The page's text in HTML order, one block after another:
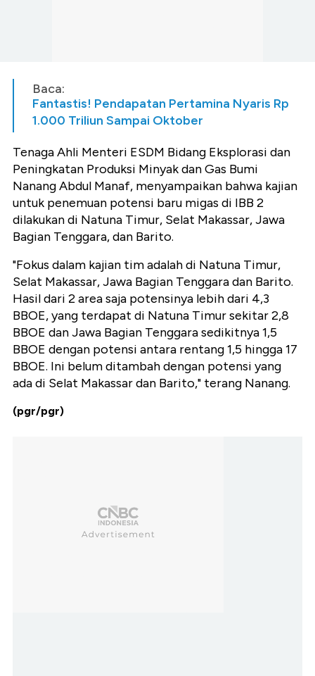
Baca:
Fantastis! Pendapatan Pertamina Nyaris Rp
1.000 Triliun Sampai Oktober
Tenaga Ahli Menteri ESDM Bidang Eksplorasi dan
Peningkatan Produksi Minyak dan Gas Bumi
Nanang Abdul Manaf, menyampaikan bahwa kajian
untuk penemuan potensi baru migas di IBB 2
dilakukan di Natuna Timur, Selat Makassar, Jawa
Bagian Tenggara, dan Barito.
"Fokus dalam kajian tim adalah di Natuna Timur,
Selat Makassar, Jawa Bagian Tenggara dan Barito.
Hasil dari 2 area saja potensinya lebih dari 4,3
BBOE, yang terdapat di Natuna Timur sekitar 2,8
BBOE dan Jawa Bagian Tenggara sedikitnya 1,5
BBOE dengan potensi antara rentang 1,5 hingga 17
BBOE. Ini belum ditambah dengan potensi yang
ada di Selat Makassar dan Barito," terang Nanang.
(pgr/pgr)